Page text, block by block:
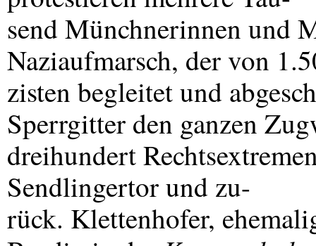
send Münchnerinnen und
Naziaufmarsch, der von
zisten begleitet und
Sperrgitter den ganzen
dreihundert
Sendlingertor und zu-
rück. Klettenhofer,